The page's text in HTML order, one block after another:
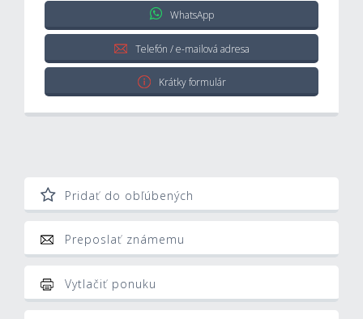
WhatsApp
Telefón / e-mailová adresa
Krátky formulár
Pridať do obľúbených
Preposlať známemu
Vytlačiť ponuku